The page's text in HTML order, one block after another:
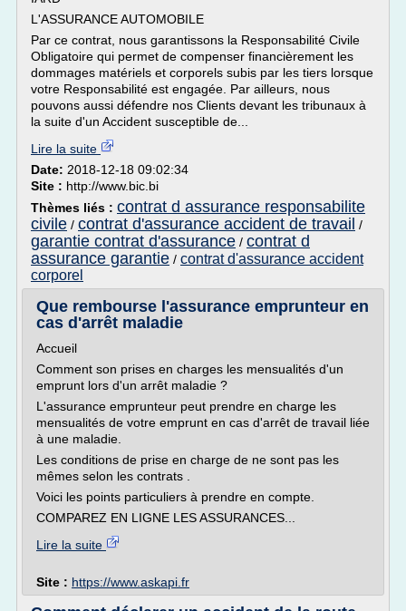
L'ASSURANCE AUTOMOBILE
Par ce contrat, nous garantissons la Responsabilité Civile
Obligatoire qui permet de compenser financièrement les
dommages matériels et corporels subis par les tiers lorsque
votre Responsabilité est engagée. Par ailleurs, nous
pouvons aussi défendre nos Clients devant les tribunaux à
la suite d'un Accident susceptible de...
Lire la suite
Date: 2018-12-18 09:02:34
Site : http://www.bic.bi
Thèmes liés : contrat d assurance responsabilite
civile / contrat d'assurance accident de travail /
garantie contrat d'assurance / contrat d
assurance garantie / contrat d'assurance accident
corporel
Que rembourse l'assurance emprunteur en
cas d'arrêt maladie
Accueil
Comment son prises en charges les mensualités d'un
emprunt lors d'un arrêt maladie ?
L'assurance emprunteur peut prendre en charge les
mensualités de votre emprunt en cas d'arrêt de travail liée
à une maladie.
Les conditions de prise en charge de ne sont pas les
mêmes selon les contrats .
Voici les points particuliers à prendre en compte.
COMPAREZ EN LIGNE LES ASSURANCES...
Lire la suite
Site : https://www.askapi.fr